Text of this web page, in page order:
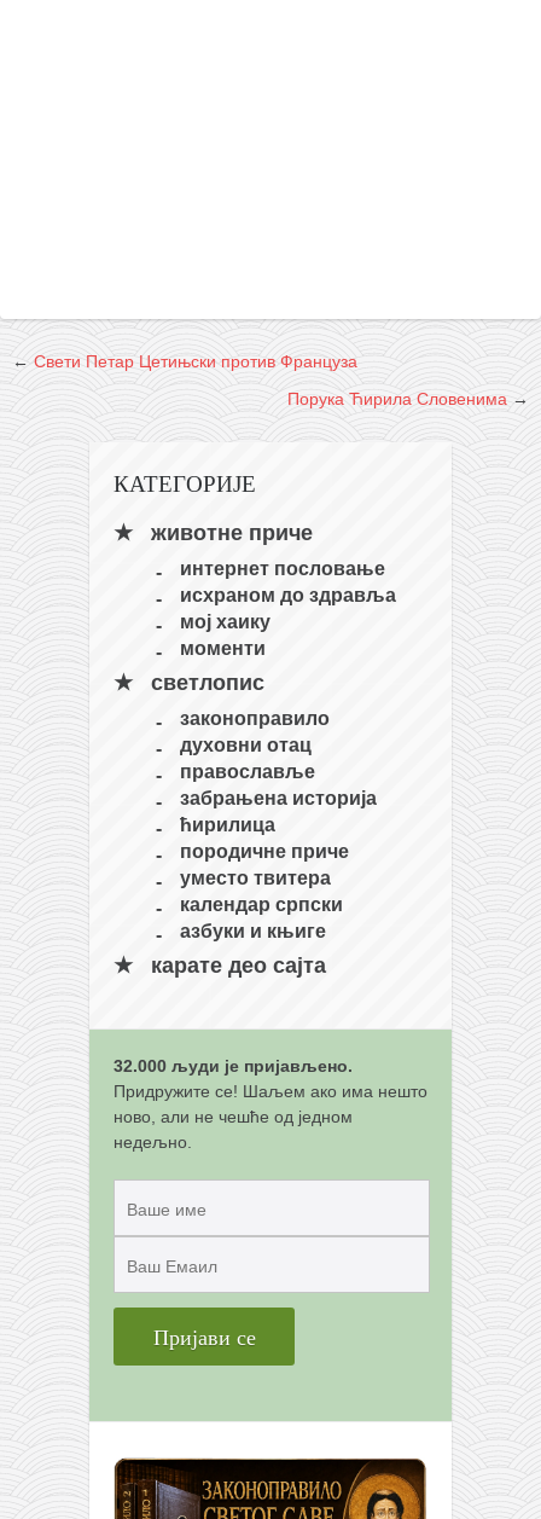
← Свети Петар Цетињски против Француза
Порука Ћирила Словенима →
КАТЕГОРИЈЕ
животне приче
интернет пословање
исхраном до здравља
мој хаику
моменти
светлопис
законоправило
духовни отац
православље
забрањена историја
ћирилица
породичне приче
уместо твитера
календар српски
азбуки и књиге
карате део сајта
32.000 људи је пријављено.
Придружите се! Шаљем ако има нешто
ново, али не чешће од једном
недељно.